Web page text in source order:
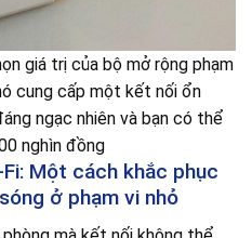
giá trị của bộ mở rộng phạm
cung cấp một kết nối ổn
ngạc nhiên và bạn có thể
nghìn đồng
Một cách khắc phục
ở phạm vi nhỏ